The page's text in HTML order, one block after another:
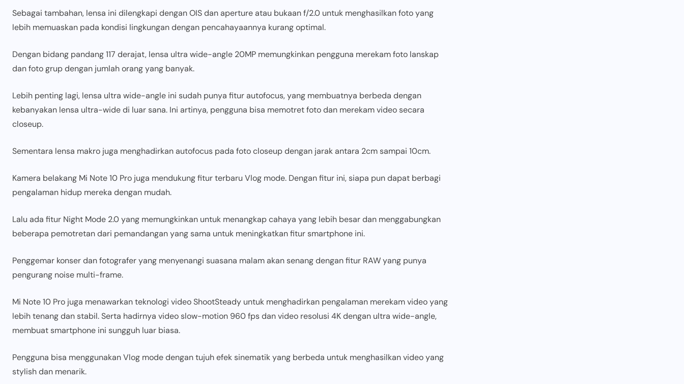
Sebagai tambahan, lensa ini dilengkapi dengan OIS dan aperture atau bukaan f/2.0 untuk menghasilkan foto yang
lebih memuaskan pada kondisi lingkungan dengan pencahayaannya kurang optimal.
Dengan bidang pandang 117 derajat, lensa ultra wide-angle 20MP memungkinkan pengguna merekam foto lanskap
dan foto grup dengan jumlah orang yang banyak.
Lebih penting lagi, lensa ultra wide-angle ini sudah punya fitur autofocus, yang membuatnya berbeda dengan
kebanyakan lensa ultra-wide di luar sana. Ini artinya, pengguna bisa memotret foto dan merekam video secara
closeup.
Sementara lensa makro juga menghadirkan autofocus pada foto closeup dengan jarak antara 2cm sampai 10cm.
Kamera belakang Mi Note 10 Pro juga mendukung fitur terbaru Vlog mode. Dengan fitur ini, siapa pun dapat berbagi
pengalaman hidup mereka dengan mudah.
Lalu ada fitur Night Mode 2.0 yang memungkinkan untuk menangkap cahaya yang lebih besar dan menggabungkan
beberapa pemotretan dari pemandangan yang sama untuk meningkatkan fitur smartphone ini.
Penggemar konser dan fotografer yang menyenangi suasana malam akan senang dengan fitur RAW yang punya
pengurang noise multi-frame.
Mi Note 10 Pro juga menawarkan teknologi video ShootSteady untuk menghadirkan pengalaman merekam video yang
lebih tenang dan stabil. Serta hadirnya video slow-motion 960 fps dan video resolusi 4K dengan ultra wide-angle,
membuat smartphone ini sungguh luar biasa.
Pengguna bisa menggunakan Vlog mode dengan tujuh efek sinematik yang berbeda untuk menghasilkan video yang
stylish dan menarik.